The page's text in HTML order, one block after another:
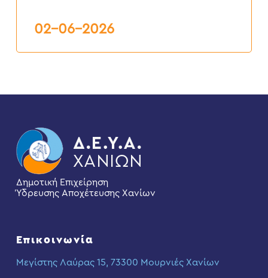
202602-06-2026
Δημοτική Επιχείρηση
Ύδρευσης Αποχέτευσης Χανίων
Επικοινωνία
Μεγίστης Λαύρας 15, 73300 Μουρνιές Χανίων